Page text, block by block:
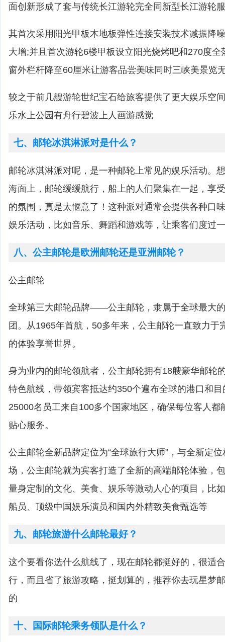
面创新形成了套与传统长江游轮完全同新型长江游轮
其首次采用阳光甲板木地板弹性连接安装技术减振降
大增;并且首次游轮6楼甲板设立阳光烧烤吧和270度全
窗外栏杆降至60厘米让游客品尝美味同时三峡美景览
较之于前几艘游轮世纪宝石给旅客提供了更大娱乐空
乐水上公园有舟行碧波上人画游感觉
七、邮轮冰淇淋派对是什么？
邮轮冰淇淋派对呢，是一种邮轮上常见的娱乐活动。
海面上，邮轮缓缓航行，船上的人们聚集在一起，享
的氛围，真是太惬意了！这种派对通常会提供各种口
娱乐活动，比如音乐、舞蹈和游戏等，让乘客们度过
八、公主邮轮是欧洲邮轮还是亚洲邮轮？
公主邮轮
全球第三大邮轮品牌——公主邮轮，隶属于全球最大
团。从1965年首航，50多年来，公主邮轮一直致力于
的体验享誉世界。
身为业内的邮轮领航者，公主邮轮拥有18艘豪华邮轮
特色航线，带领宾客抵达约350个遍布全球的港口和
25000名员工来自100多个国家地区，确保每位客人都
贴心服务。
公主邮轮全新品牌定位为“全球旅行大师”，与全新定
场，公主邮轮就为宾客打造了全新的高端邮轮体验，
量身定制的文化、美食、娱乐等激动人心的项目，比
船员、顶级中国娱乐演员和国内外精致美食甄选等
九、邮轮旅游什么邮轮最好？
这个要看你选什么航线了，现在邮轮都挺好的，很适
行，而且省了旅游攻略，挺划算的，推荐你去玩星梦
的
十、国际邮轮乘务领队是什么？